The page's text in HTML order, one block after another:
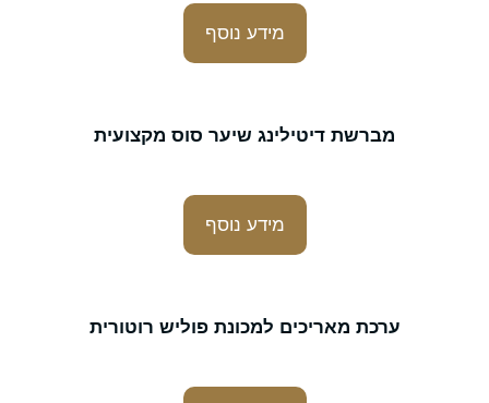
מידע נוסף
מברשת דיטילינג שיער סוס מקצועית
מידע נוסף
ערכת מאריכים למכונת פוליש רוטורית